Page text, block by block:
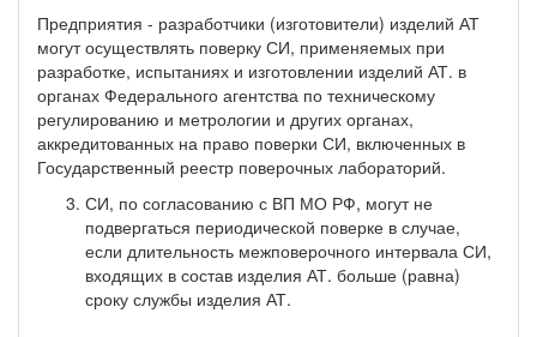
Предприятия - разработчики (изготовители) изделий АТ
могут осуществлять поверку СИ, применяемых при
разработке, испытаниях и изготовлении изделий АТ. в
органах Федерального агентства по техническому
регулированию и метрологии и других органах,
аккредитованных на право поверки СИ, включенных в
Государственный реестр поверочных лабораторий.
СИ, по согласованию с ВП МО РФ, могут не
подвергаться периодической поверке в случае,
если длительность межповерочного интервала СИ,
входящих в состав изделия АТ. больше (равна)
сроку службы изделия АТ.